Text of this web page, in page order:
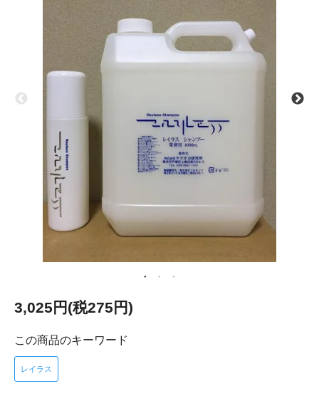
3,025円(税275円)
この商品のキーワード
レイラス